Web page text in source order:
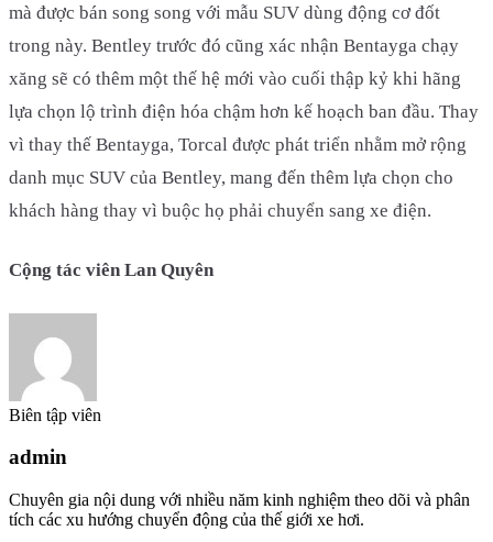
mà được bán song song với mẫu SUV dùng động cơ đốt
trong này. Bentley trước đó cũng xác nhận Bentayga chạy
xăng sẽ có thêm một thế hệ mới vào cuối thập kỷ khi hãng
lựa chọn lộ trình điện hóa chậm hơn kế hoạch ban đầu. Thay
vì thay thế Bentayga, Torcal được phát triển nhằm mở rộng
danh mục SUV của Bentley, mang đến thêm lựa chọn cho
khách hàng thay vì buộc họ phải chuyển sang xe điện.
Cộng tác viên Lan Quyên
Biên tập viên
admin
Chuyên gia nội dung với nhiều năm kinh nghiệm theo dõi và phân
tích các xu hướng chuyển động của thế giới xe hơi.